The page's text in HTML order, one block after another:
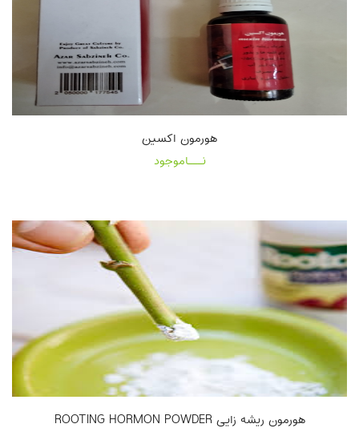
هورمون اکسین
نـــاموجود
هورمون ریشه زایی ROOTING HORMON POWDER